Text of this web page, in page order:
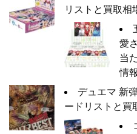
リストと買取相
愛
当
情
デュエマ 新
ードリストと買